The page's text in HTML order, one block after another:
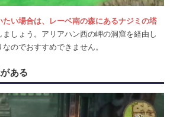
たい場合は、レーベ南の森にあるナジミの塔
ましょう。アリアハン西の岬の洞窟を経由し
のでおすすめできません。
ある